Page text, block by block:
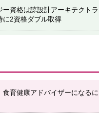
ー資格は諒設計アーキテクトラ
に2資格ダブル取得
食育健康アドバイザーになるに